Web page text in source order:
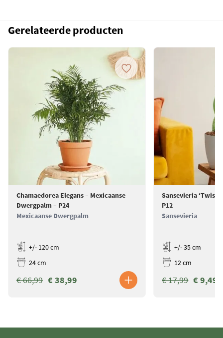
Gerelateerde producten
Chamaedorea Elegans – Mexicaanse
Dwergpalm – P24
Mexicaanse Dwergpalm
+/- 120 cm
24 cm
€ 38,99
€ 66,99
Sansevieria
P12
Sansevieria
+/- 35 cm
12 cm
€ 9,49
€ 17,99